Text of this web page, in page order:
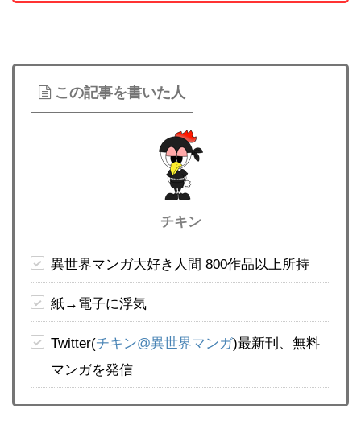
この記事を書いた人
チキン
異世界マンガ大好き人間 800作品以上所持
紙→電子に浮気
Twitter(チキン@異世界マンガ)最新刊、無料
マンガを発信